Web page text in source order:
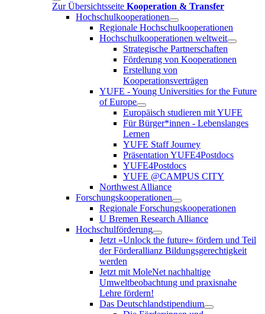
Zur Übersichtsseite Kooperation & Transfer
Hochschulkooperationen
Regionale Hochschulkooperationen
Hochschulkooperationen weltweit
Strategische Partnerschaften
Förderung von Kooperationen
Erstellung von
Kooperationsverträgen
YUFE - Young Universities for the Future
of Europe
Europäisch studieren mit YUFE
Für Bürger*innen - Lebenslanges
Lernen
YUFE Staff Journey
Präsentation YUFE4Postdocs
YUFE4Postdocs
YUFE @CAMPUS CITY
Northwest Alliance
Forschungskooperationen
Regionale Forschungskooperationen
U Bremen Research Alliance
Hochschulförderung
Jetzt »Unlock the future« fördern und Teil
der Förderallianz Bildungsgerechtigkeit
werden
Jetzt mit MoleNet nachhaltige
Umweltbeobachtung und praxisnahe
Lehre fördern!
Das Deutschlandstipendium